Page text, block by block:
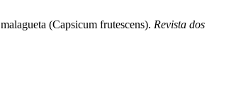
(Capsicum frutescens). Revista dos